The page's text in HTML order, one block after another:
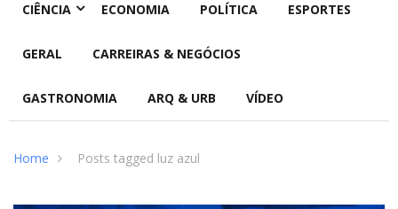
CIÊNCIA ECONOMIA POLÍTICA ESPORTES
GERAL CARREIRAS & NEGÓCIOS
GASTRONOMIA ARQ & URB VÍDEO
Home Posts tagged luz azul